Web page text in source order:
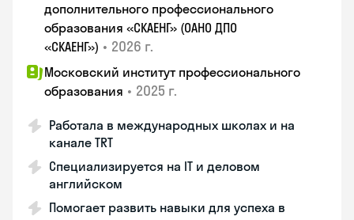
дополнительного профессионального
образования «СКАЕНГ» (ОАНО ДПО
«СКАЕНГ») • 2026 г.
Московский институт профессионального
образования • 2025 г.
Работала в международных школах и на
канале TRT
Специализируется на IT и деловом
английском
Помогает развить навыки для успеха в